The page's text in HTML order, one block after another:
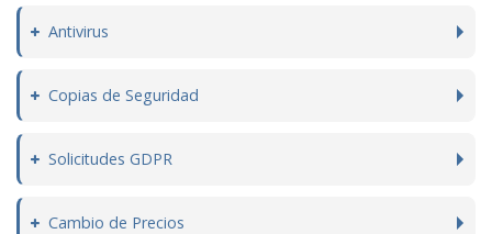
Antivirus
Copias de Seguridad
Solicitudes GDPR
Cambio de Precios